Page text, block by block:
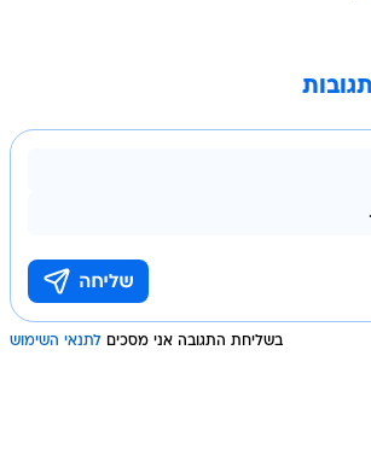
בשליחת התגובה אני מסכים לתנאי השימוש